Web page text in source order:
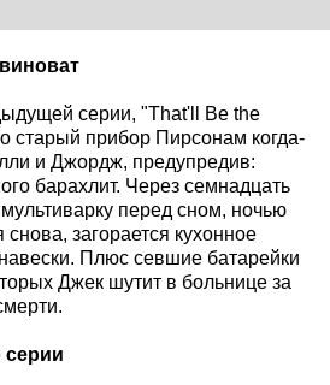
серии, "That'll Be the
старый прибор Пирсонам когда-
и Джордж, предупредив:
барахлит. Через семнадцать
перед сном, ночью
загорается кухонное
Плюс севшие батарейки
Джек шутит в больнице за